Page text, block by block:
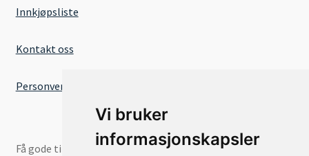
Vi bruker
informasjonskapsler
Innkjøpsliste
Kontakt oss
Personvernserklæring
Få gode tilbud og nyheter på e-post